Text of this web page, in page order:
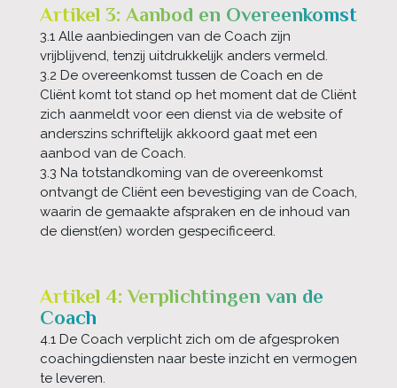
Artikel 3: Aanbod en Overeenkomst
3.1 Alle aanbiedingen van de Coach zijn
vrijblijvend, tenzij uitdrukkelijk anders vermeld.
3.2 De overeenkomst tussen de Coach en de
Cliënt komt tot stand op het moment dat de Cliënt
zich aanmeldt voor een dienst via de website of
anderszins schriftelijk akkoord gaat met een
aanbod van de Coach.
3.3 Na totstandkoming van de overeenkomst
ontvangt de Cliënt een bevestiging van de Coach,
waarin de gemaakte afspraken en de inhoud van
de dienst(en) worden gespecificeerd.
Artikel 4: Verplichtingen van de
Coach
4.1 De Coach verplicht zich om de afgesproken
coachingdiensten naar beste inzicht en vermogen
te leveren.